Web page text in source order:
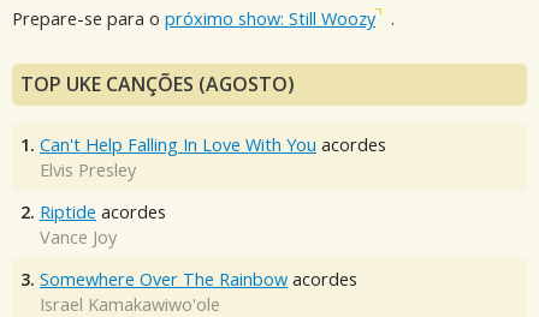
Prepare-se para o próximo show: Still Woozy .
TOP UKE CANÇÕES (AGOSTO)
1. Can't Help Falling In Love With You acordes
Elvis Presley
2. Riptide acordes
Vance Joy
3. Somewhere Over The Rainbow acordes
Israel Kamakawiwo'ole